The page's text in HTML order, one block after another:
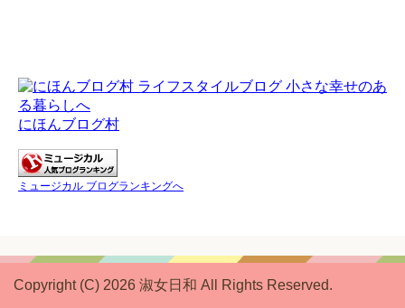
にほんブログ村
ミュージカル ブログランキングへ
Copyright (C) 2026 淑女日和 All Rights Reserved.